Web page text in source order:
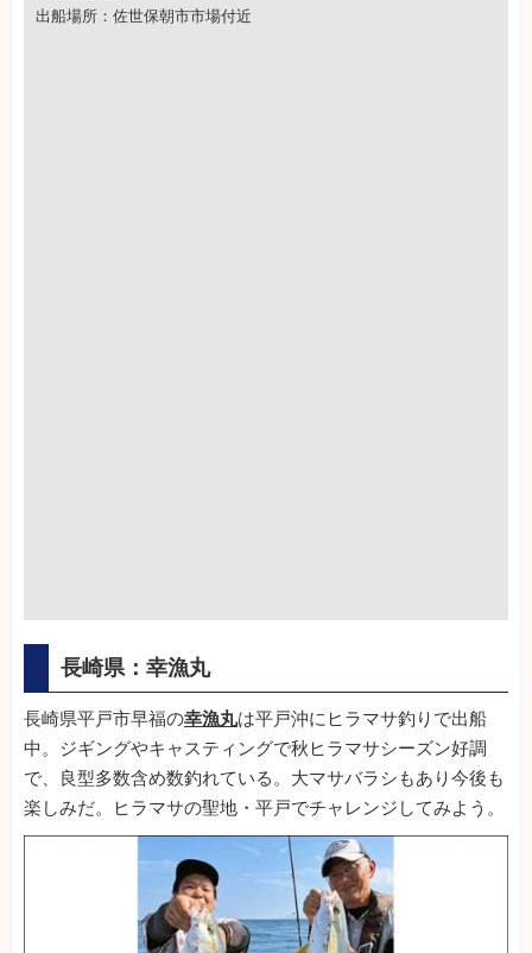
出船場所：佐世保朝市市場付近
長崎県：幸漁丸
長崎県平戸市早福の幸漁丸は平戸沖にヒラマサ釣りで出船
中。ジギングやキャスティングで秋ヒラマサシーズン好調
で、良型多数含め数釣れている。大マサバラシもあり今後も
楽しみだ。ヒラマサの聖地・平戸でチャレンジしてみよう。